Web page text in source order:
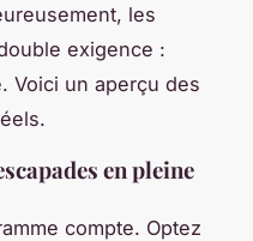
les
exigence :
Voici un aperçu des
en pleine
compte. Optez